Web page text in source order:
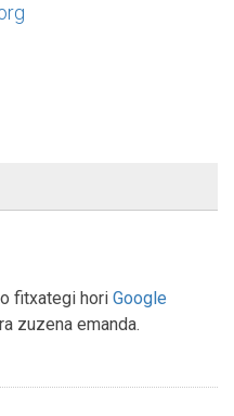
fitxategi hori Google
zuzena emanda.